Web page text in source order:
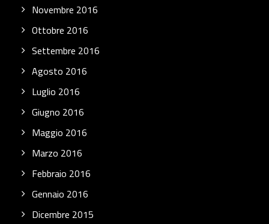
Novembre 2016
Ottobre 2016
Settembre 2016
Agosto 2016
Luglio 2016
Giugno 2016
Maggio 2016
Marzo 2016
Febbraio 2016
Gennaio 2016
Dicembre 2015